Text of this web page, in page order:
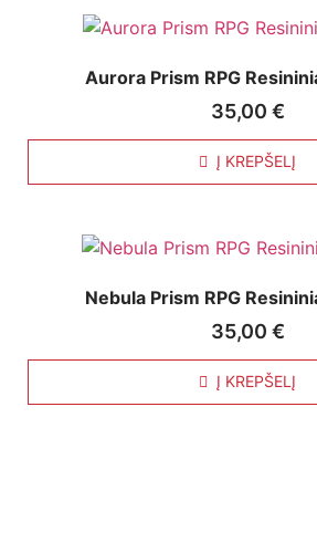
Aurora Prism RPG
35,00 €
Į KREPŠELĮ
Nebula Prism RPG
35,00 €
Į KREPŠELĮ